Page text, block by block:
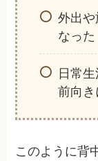
外出
なった
日常
前向
このように背